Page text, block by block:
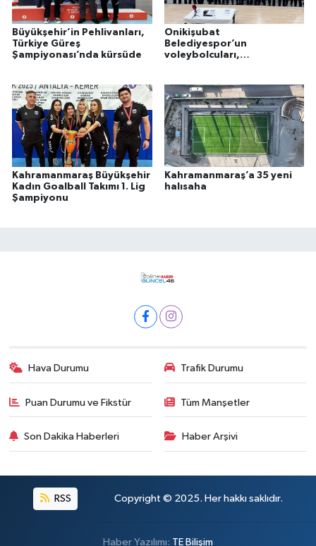
Büyükşehir’in Pehlivanları,
Türkiye Güreş
Şampiyonası’nda kürsüde
Onikişubat
Belediyespor’un
voleybolcuları,
Kahramanmaraş Büyükşehir
Kadın Goalball Takımı 1. Lig
Şampiyonu
Kahramanmaraş’a 35 yeni
halısaha
Hava Durumu Trafik Durumu
Puan Durumu ve Fikstür Tüm Manşetler
Son Dakika Haberleri Haber Arşivi
RSS Copyright © 2025. Her hakkı saklıdır.
Haber Yazılımı: TE Bilişim